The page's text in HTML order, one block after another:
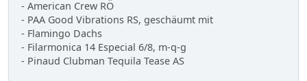
- American Crew RÖ
- PAA Good Vibrations RS, geschäumt mit
- Flamingo Dachs
- Filarmonica 14 Especial 6/8, m-q-g
- Pinaud Clubman Tequila Tease AS